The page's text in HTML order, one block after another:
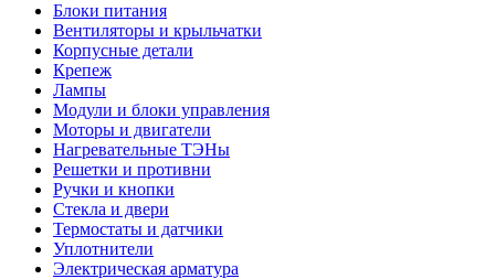
Блоки питания
Вентиляторы и крыльчатки
Корпусные детали
Крепеж
Лампы
Модули и блоки управления
Моторы и двигатели
Нагревательные ТЭНы
Решетки и противни
Ручки и кнопки
Стекла и двери
Термостаты и датчики
Уплотнители
Электрическая арматура